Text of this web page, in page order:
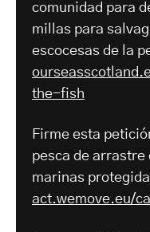
comunidad para
millas para
escocesas de la
the-fish
Firme esta
pesca de arrastre
marinas
act.wemove.eu/